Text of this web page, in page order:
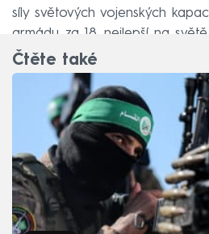
síly světových vojenských
armádu za 18. nejlepší na světě.
Čtěte také